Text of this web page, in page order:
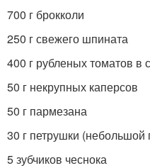
700 г брокколи
250 г свежего шпината
400 г рубленых томатов в
50 г некрупных каперсов
50 г пармезана
30 г петрушки (небольшой
5 зубчиков чеснока